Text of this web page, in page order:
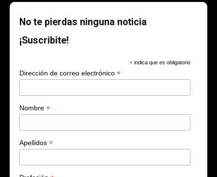
No te pierdas ninguna noticia
¡Suscribite!
* indica que es obligatorio
Dirección de correo electrónico *
Nombre *
Apellidos *